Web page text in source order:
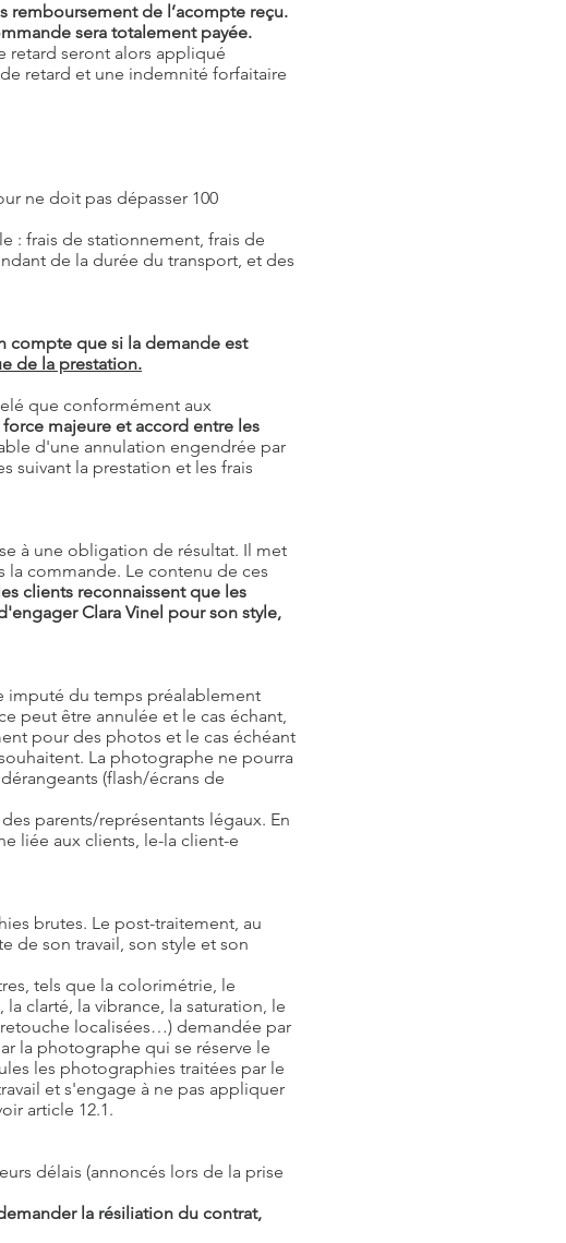
remboursement de l’acompte reçu.
sera totalement payée.
retard seront alors appliqué
retard et une indemnité forfaitaire
ne doit pas dépasser 100
: frais de stationnement, frais de
de la durée du transport, et des
compte que si la demande est
de la prestation.
que conformément aux
majeure et accord entre les
d'une annulation engendrée par
suivant la prestation et les frais
à une obligation de résultat. Il met
commande. Le contenu de ces
clients reconnaissent que les
Clara Vinel pour son style,
imputé du temps préalablement
peut être annulée et le cas échant,
pour des photos et le cas échéant
La photographe ne pourra
(flash/écrans de
parents/représentants légaux. En
liée aux clients, le-la client-e
brutes. Le post-traitement, au
de son travail, son style et son
tels que la colorimétrie, le
clarté, la vibrance, la saturation, le
localisées…) demandée par
la photographe qui se réserve le
les photographies traitées par le
et s'engage à ne pas appliquer
article 12.1.
délais (annoncés lors de la prise
la résiliation du contrat,